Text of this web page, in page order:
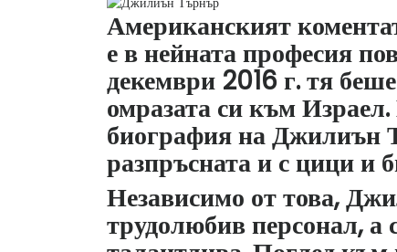
Американският
е в нейната професия
декември 2016 г. тя
омразата си към
биография на Джилиън
разпръсната и с цици и
Независимо от това,
трудолюбив персонал, а